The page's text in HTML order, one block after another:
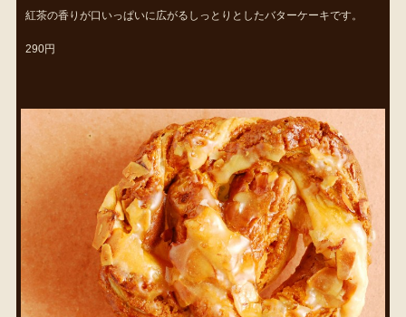
紅茶の香りが口いっぱいに広がるしっとりとしたバターケーキです。
290円